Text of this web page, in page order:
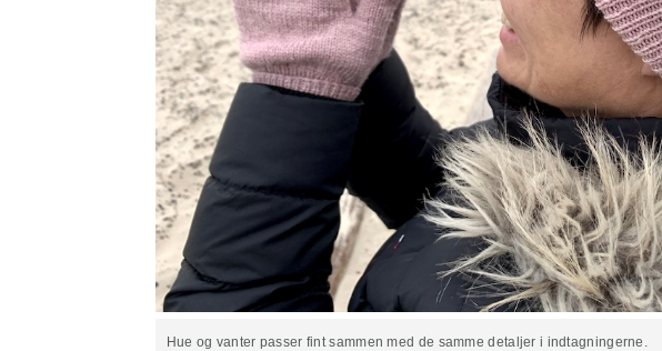
Hue og vanter passer fint sammen med de samme detaljer i indtagningerne.